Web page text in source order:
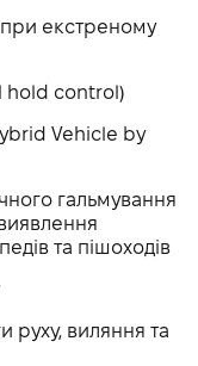
екстреному
hold control)
Vehicle by
гальмування
та пішоходів
руху, виляння та